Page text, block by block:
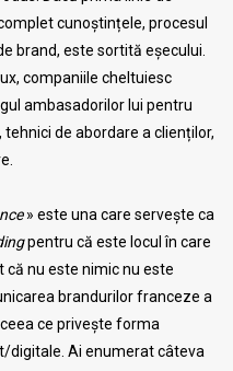
cunoștințele, procesul
brand, este sortită eșecului.
companiile cheltuiesc
ambasadorilor lui pentru
de abordare a clienților,
» este una care servește ca
pentru că este locul în care
nu este nimic nu este
brandurilor franceze a
ce privește forma
digitale. Ai enumerat câteva